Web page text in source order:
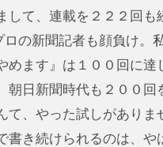
して、連載を２２２回も
ロの新聞記者も顔負け。
めます』は１００回に達
朝日新聞時代も２００回
て、やった試しがありま
書き続けられるのは、や